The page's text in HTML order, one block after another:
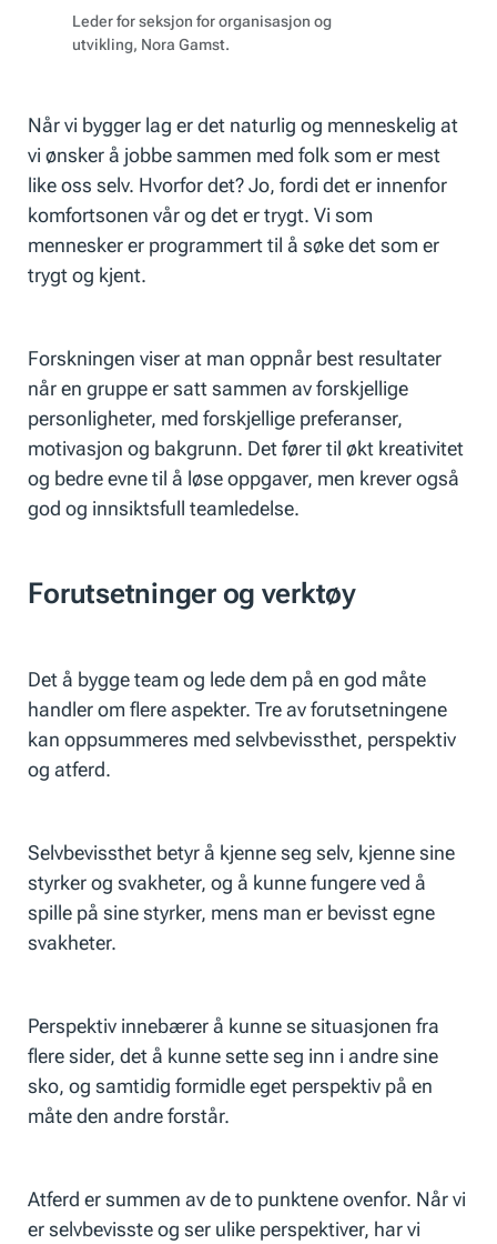
Leder for seksjon for organisasjon og
utvikling, Nora Gamst.
Når vi bygger lag er det naturlig og menneskelig at
vi ønsker å jobbe sammen med folk som er mest
like oss selv. Hvorfor det? Jo, fordi det er innenfor
komfortsonen vår og det er trygt. Vi som
mennesker er programmert til å søke det som er
trygt og kjent.
Forskningen viser at man oppnår best resultater
når en gruppe er satt sammen av forskjellige
personligheter, med forskjellige preferanser,
motivasjon og bakgrunn. Det fører til økt kreativitet
og bedre evne til å løse oppgaver, men krever også
god og innsiktsfull teamledelse.
Forutsetninger og verktøy
Det å bygge team og lede dem på en god måte
handler om flere aspekter. Tre av forutsetningene
kan oppsummeres med selvbevissthet, perspektiv
og atferd.
Selvbevissthet betyr å kjenne seg selv, kjenne sine
styrker og svakheter, og å kunne fungere ved å
spille på sine styrker, mens man er bevisst egne
svakheter.
Perspektiv innebærer å kunne se situasjonen fra
flere sider, det å kunne sette seg inn i andre sine
sko, og samtidig formidle eget perspektiv på en
måte den andre forstår.
Atferd er summen av de to punktene ovenfor. Når vi
er selvbevisste og ser ulike perspektiver, har vi